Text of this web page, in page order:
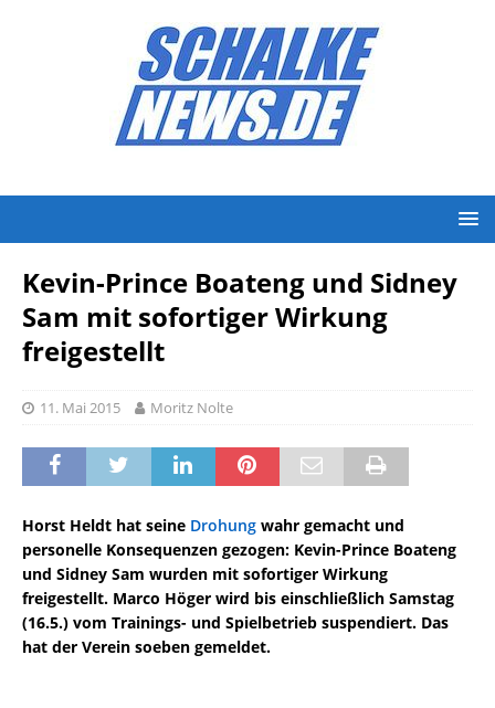
Kevin-Prince Boateng und Sidney
Sam mit sofortiger Wirkung
freigestellt
11. Mai 2015 Moritz Nolte
Horst Heldt hat seine Drohung wahr gemacht und
personelle Konsequenzen gezogen: Kevin-Prince Boateng
und Sidney Sam wurden mit sofortiger Wirkung
freigestellt. Marco Höger wird bis einschließlich Samstag
(16.5.) vom Trainings- und Spielbetrieb suspendiert. Das
hat der Verein soeben gemeldet.